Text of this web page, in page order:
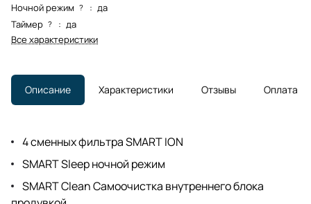
Ночной режим ? : да
Таймер ? : да
Все характеристики
Описание Характеристики Отзывы Оплата
4 сменных фильтра SMART ION
SMART Sleep ночной режим
SMART Clean Самоочистка внутреннего блока